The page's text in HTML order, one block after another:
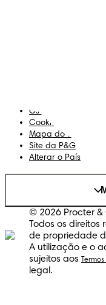
Os Meus Dados
Cookies
Mapa do Site
Site da P&G
Alterar o País
© 2026 Procter &
Todos os direitos
de propriedade
A utilização e o
sujeitos aos
legal.